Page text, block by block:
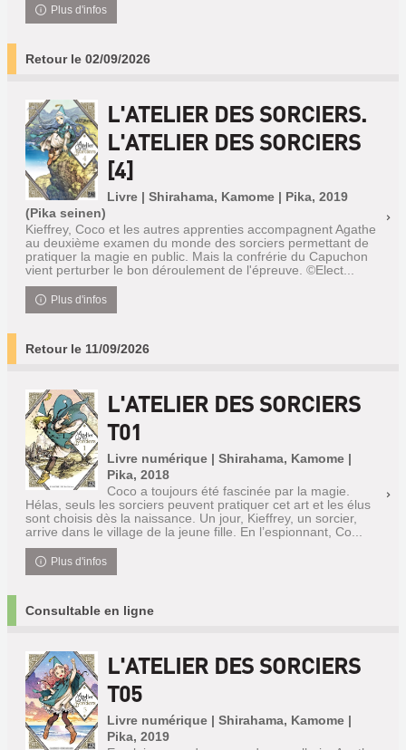
Plus d'infos
Retour le 02/09/2026
L'ATELIER DES SORCIERS.
L'ATELIER DES SORCIERS
[4]
Livre | Shirahama, Kamome | Pika, 2019
(Pika seinen)
Kieffrey, Coco et les autres apprenties accompagnent Agathe
au deuxième examen du monde des sorciers permettant de
pratiquer la magie en public. Mais la confrérie du Capuchon
vient perturber le bon déroulement de l'épreuve. ©Elect...
Plus d'infos
Retour le 11/09/2026
L'ATELIER DES SORCIERS
T01
Livre numérique | Shirahama, Kamome |
Pika, 2018
Coco a toujours été fascinée par la magie.
Hélas, seuls les sorciers peuvent pratiquer cet art et les élus
sont choisis dès la naissance. Un jour, Kieffrey, un sorcier,
arrive dans le village de la jeune fille. En l’espionnant, Co...
Plus d'infos
Consultable en ligne
L'ATELIER DES SORCIERS
T05
Livre numérique | Shirahama, Kamome |
Pika, 2019